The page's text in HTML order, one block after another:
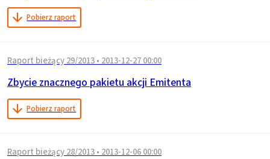
Pobierz raport
Raport bieżący 29/2013 • 2013-12-27 00:00
Zbycie znacznego pakietu akcji Emitenta
Pobierz raport
Raport bieżący 28/2013 • 2013-12-06 00:00